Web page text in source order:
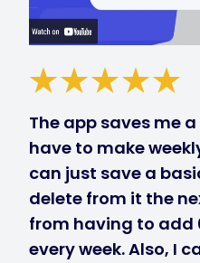
The app saves me
have to make
can just save a
delete from it the
from having to add
every week. Also, I